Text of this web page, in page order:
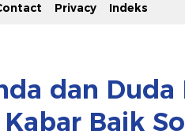
Privacy Indeks
dan Duda
Baik